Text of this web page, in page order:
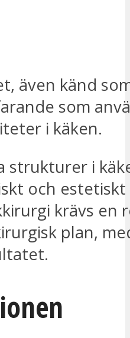
även känd
som
i käken.
strukturer i
och
krävs en
plan,